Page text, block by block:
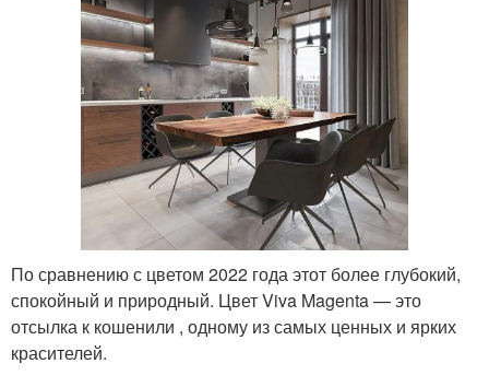
По сравнению с цветом 2022 года этот более глубокий,
спокойный и природный. Цвет Viva Magenta — это
отсылка к кошенили , одному из самых ценных и ярких
красителей.